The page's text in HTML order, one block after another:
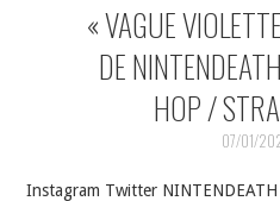
MUSIQUESACTUELLES.NET
GABBA GABBA HEY !
« VAGUE
DE
HOP /
07/01/
Instagram Twitter